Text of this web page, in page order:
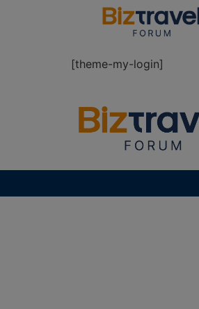
[theme-my-login]